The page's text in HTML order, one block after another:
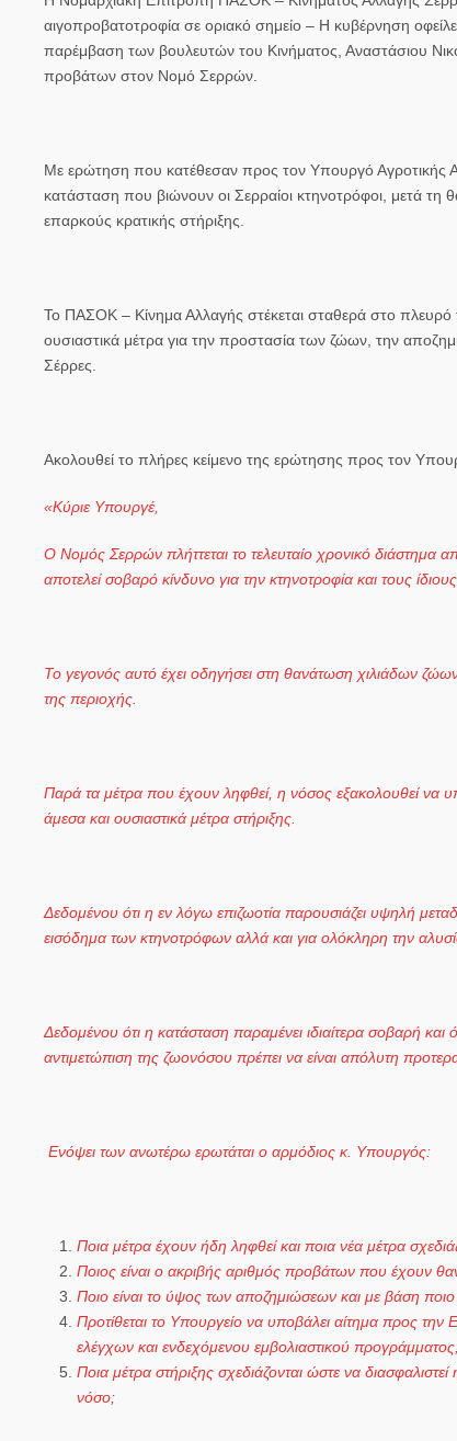
αιγοπροβατοτροφία σε οριακό σημείο – Η κυβέρνηση
παρέμβαση των βουλευτών του Κινήματος, Αναστάσιου
προβάτων στον Νομό Σερρών.
Με ερώτηση που κατέθεσαν προς τον Υπουργό Αγροτικής
κατάσταση που βιώνουν οι Σερραίοι κτηνοτρόφοι, μετά τη
επαρκούς κρατικής στήριξης.
Το ΠΑΣΟΚ – Κίνημα Αλλαγής στέκεται σταθερά στο
ουσιαστικά μέτρα για την προστασία των ζώων, την
Σέρρες.
Ακολουθεί το πλήρες κείμενο της ερώτησης προς τον
«Κύριε Υπουργέ,
Ο Νομός Σερρών πλήττεται το τελευταίο χρονικό διάστημα
αποτελεί σοβαρό κίνδυνο για την κτηνοτροφία και τους
Το γεγονός αυτό έχει οδηγήσει στη θανάτωση χιλιάδων
της περιοχής.
Παρά τα μέτρα που έχουν ληφθεί, η νόσος εξακολουθεί να
άμεσα και ουσιαστικά μέτρα στήριξης.
Δεδομένου ότι η εν λόγω επιζωοτία παρουσιάζει υψηλή
εισόδημα των κτηνοτρόφων αλλά και για ολόκληρη την
Δεδομένου ότι η κατάσταση παραμένει ιδιαίτερα σοβαρή και
αντιμετώπιση της ζωονόσου πρέπει να είναι απόλυτη
Ενόψει των ανωτέρω ερωτάται ο αρμόδιος κ. Υπουργός:
Ποια μέτρα έχουν ήδη ληφθεί και ποια νέα μέτρα
Ποιος είναι ο ακριβής αριθμός προβάτων που έχουν
Ποιο είναι το ύψος των αποζημιώσεων και με βάση
Προτίθεται το Υπουργείο να υποβάλει αίτημα προς
ελέγχων και ενδεχόμενου εμβολιαστικού
Ποια μέτρα στήριξης σχεδιάζονται ώστε να
νόσο;